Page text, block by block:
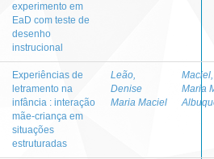
experimento em
EaD com teste de
desenho
instrucional
Experiências de
letramento na
infância : interação
mãe-criança em
situações
estruturadas
Leão,
Denise
Maria Maciel
Maria